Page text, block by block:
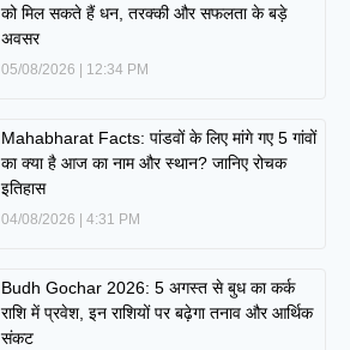
को मिल सकते हैं धन, तरक्की और सफलता के बड़े
अवसर
05/08/2026 12:34 PM
Mahabharat Facts: पांडवों के लिए मांगे गए 5 गांवों
का क्या है आज का नाम और स्थान? जानिए रोचक
इतिहास
04/08/2026 4:31 PM
Budh Gochar 2026: 5 अगस्त से बुध का कर्क
राशि में प्रवेश, इन राशियों पर बढ़ेगा तनाव और आर्थिक
संकट